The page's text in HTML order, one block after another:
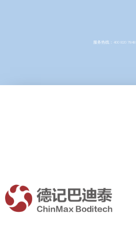
服务热线：400 820 7848